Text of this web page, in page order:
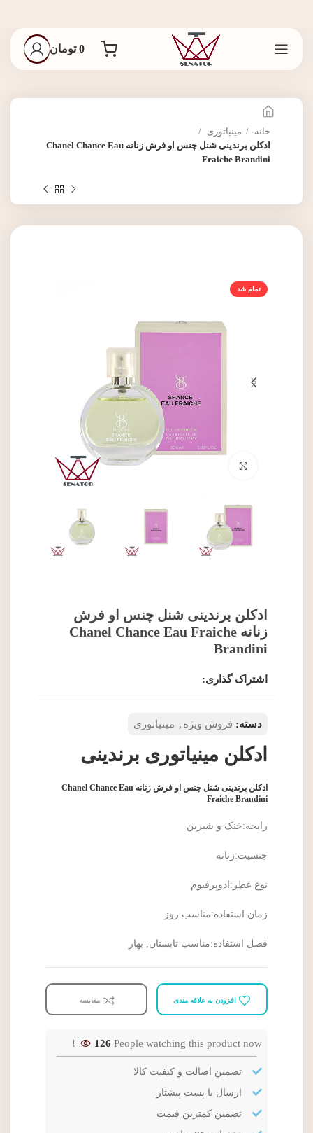
0 تومان
خانه
مینیاتوری
ادکلن برندینی شنل چنس او فرش زنانه Chanel Chance Eau
Fraiche Brandini
تمام شد
برای بزرگنمایی کلیک کنید
ادکلن برندینی شنل چنس او فرش
زنانه Chanel Chance Eau Fraiche
Brandini
اشتراک گذاری:
دسته: فروش ویژه , مینیاتوری
ادکلن مینیاتوری برندینی
ادکلن برندینی شنل چنس او فرش زنانه Chanel Chance Eau
Fraiche Brandini
رایحه:خنک و شیرین
جنسیت:زنانه
نوع عطر:ادوپرفیوم
زمان استفاده:مناسب روز
فصل استفاده:مناسب تابستان, بهار
افزودن به علاقه مندی مقایسه
126 People watching this product now!
تضمین اصالت و کیفیت کالا
ارسال با پست پیشتاز
تضمین کمترین قیمت